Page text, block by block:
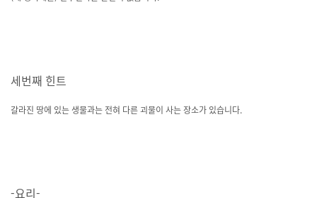
세번째 힌트
갈라진 땅에 있는 생물과는 전혀 다른 괴물이 사는 장소가 있습니다.
-요리-